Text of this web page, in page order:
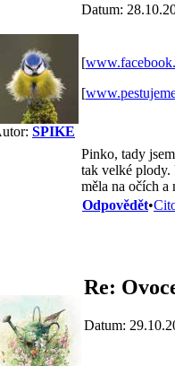
SPIKE
Datum:
[
[
Pinko, tady
tak velké plody.
měla na očích a
Odpovědět•
Re:
Datum: